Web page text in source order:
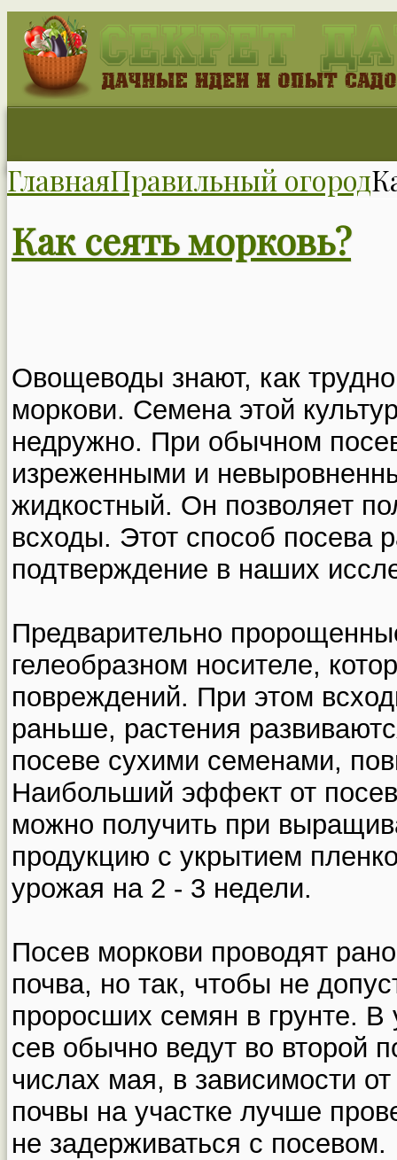
ГлавнаяПравильный огород
Как сеять морковь?
Овощеводы знают, как
моркови. Семена этой
недружно. При обычном
изреженными и
жидкостный. Он позволяет
всходы. Этот способ посева
подтверждение в наших
Предварительно
гелеобразном носителе,
повреждений. При этом
раньше, растения
посеве сухими семенами,
Наибольший эффект от
можно получить при
продукцию с укрытием
урожая на 2 - 3 недели.
Посев моркови проводят
почва, но так, чтобы не
проросших семян в грунте.
сев обычно ведут во второй
числах мая, в зависимости
почвы на участке лучше
не задерживаться с посевом.